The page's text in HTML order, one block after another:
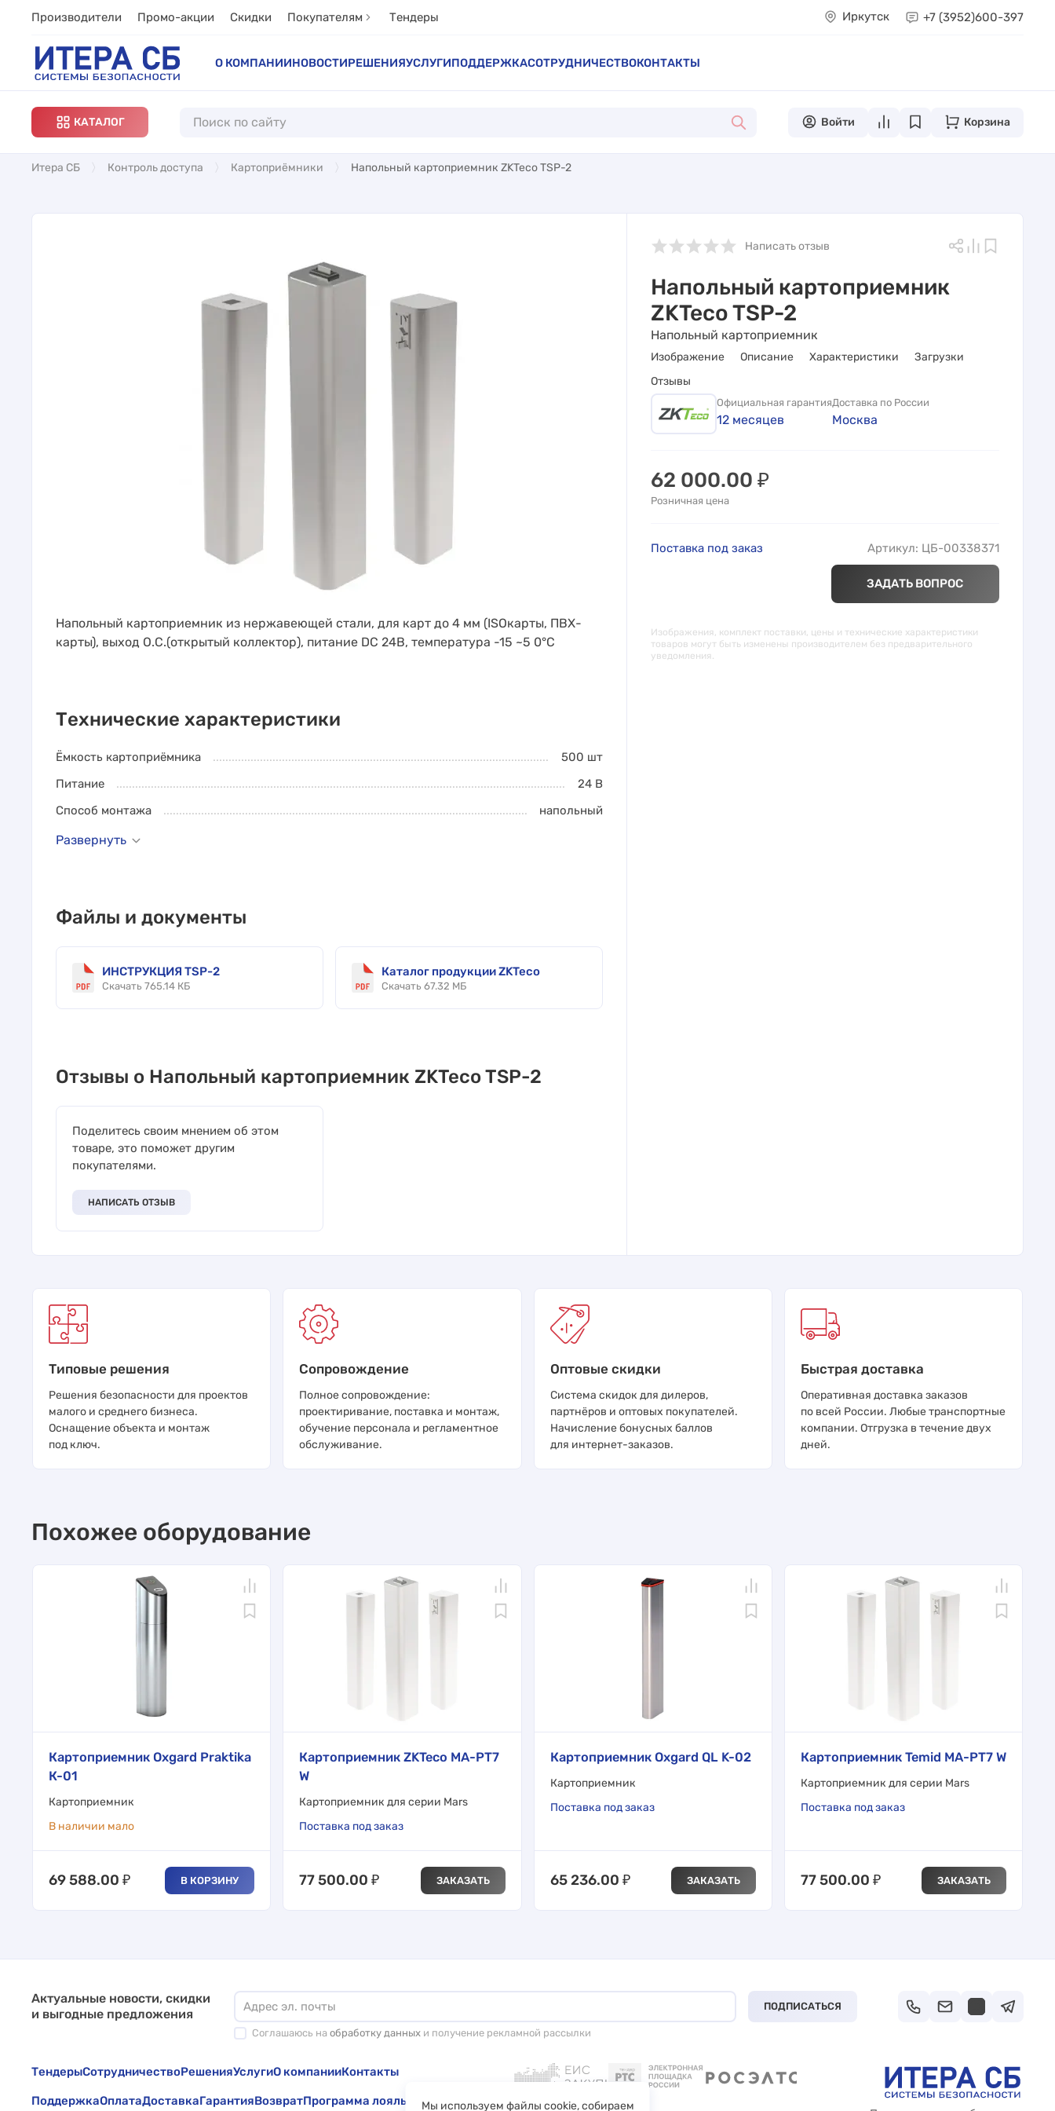
Производители Промо-акции Скидки Покупателям Тендеры Иркутск +7 (3952)600-397
О КОМПАНИИНОВОСТИРЕШЕНИЯУСЛУГИПОДДЕРЖКАСОТРУДНИЧЕСТВОКОНТАКТЫ
КАТАЛОГ Войти Корзина
Итера СБ Контроль доступа Картоприёмники Напольный картоприемник ZKTeco TSP-2
Написать отзыв
Напольный картоприемник
ZKTeco TSP-2
Напольный картоприемник
Изображение Описание Характеристики
Загрузки
Отзывы
Официальная гарантия
12 месяцев
Доставка по России
Москва
62 000.00 ₽
Розничная цена
Поставка под заказ Артикул: ЦБ-00338371
ЗАДАТЬ ВОПРОС
Изображения, комплект поставки, цены и технические характеристики
товаров могут быть изменены производителем без предварительного
уведомления.
Напольный картоприемник из нержавеющей стали, для карт до 4 мм (ISOкарты, ПВХ-
карты), выход O.C.(открытый коллектор), питание DC 24В, температура -15 ~5 0°C
Технические характеристики
Ёмкость картоприёмника 500 шт
Питание
24 В
Способ монтажа
напольный
Развернуть
Файлы и документы
ИНСТРУКЦИЯ TSP-2
Скачать 765.14 КБ
Каталог продукции ZKTeco
Скачать 67.32 МБ
Отзывы о Напольный картоприемник ZKTeco TSP-2
Поделитесь своим мнением об этом
товаре, это поможет другим
покупателями.
НАПИСАТЬ ОТЗЫВ
Типовые решения
Решения безопасности для проектов
малого и среднего бизнеса.
Оснащение объекта и монтаж
под ключ.
Сопровождение
Полное сопровождение:
проектиривание, поставка и монтаж,
обучение персонала и регламентное
обслуживание.
Оптовые скидки
Система скидок для дилеров,
партнёров и оптовых покупателей.
Начисление бонусных баллов
для интернет-заказов.
Быстрая доставка
Оперативная доставка заказов
по всей России. Любые транспортные
компании. Отгрузка в течение двух
дней.
Похожее оборудование
Картоприемник Oxgard Praktika
К-01
Картоприемник
В наличии мало
69 588.00 ₽ В КОРЗИНУ
Картоприемник ZKTeco MA-PT7
W
Картоприемник для серии Mars
Поставка под заказ
77 500.00 ₽ ЗАКАЗАТЬ
Картоприемник Oxgard QL K-02
Картоприемник
Поставка под заказ
65 236.00 ₽ ЗАКАЗАТЬ
Картоприемник Temid MA-PT7 W
Картоприемник для серии Mars
Поставка под заказ
77 500.00 ₽ ЗАКАЗАТЬ
Актуальные новости, скидки
и выгодные предложения
ПОДПИСАТЬСЯ
Соглашаюсь на обработку данных и получение рекламной рассылки
ТендерыСотрудничествоРешенияУслугиО компанииКонтакты
ПоддержкаОплатаДоставкаГарантияВозвратПрограмма лояльностиМы используем файлы cookie, собираем